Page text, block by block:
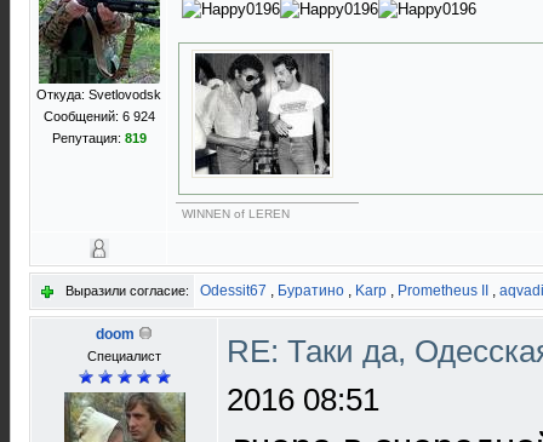
Откуда: Svetlovodsk
Сообщений: 6 924
Репутация: 819
WINNEN of LEREN
Выразили согласие: Odessit67 , Буратино , Karp , Prometheus II ,
doom
Специалист
RE: Таки да,
2016 08:51